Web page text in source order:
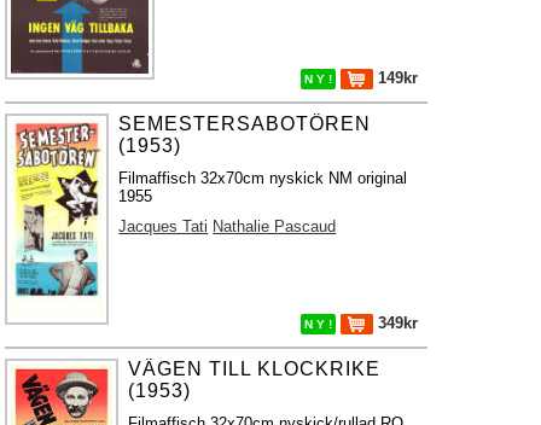
N Y ! 149kr
SEMESTERSABOTÖREN
(1953)
Filmaffisch 32x70cm nyskick NM original
1955
Jacques Tati Nathalie Pascaud
N Y ! 349kr
VÄGEN TILL KLOCKRIKE
(1953)